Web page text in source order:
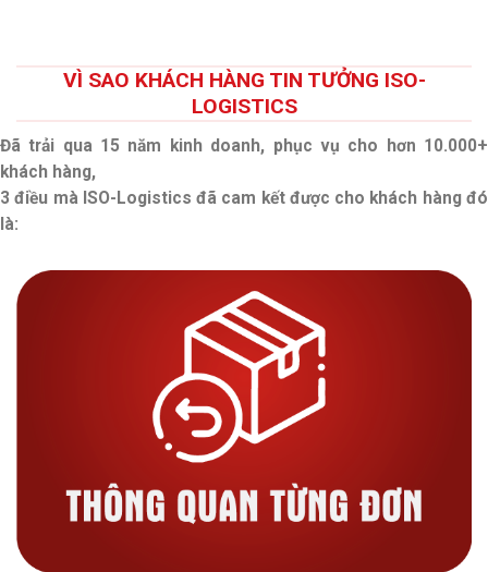
VÌ SAO KHÁCH HÀNG TIN TƯỞNG ISO-
LOGISTICS
Đã trải qua 15 năm kinh doanh, phục vụ cho hơn 10.000+
khách hàng,
3 điều mà ISO-Logistics đã cam kết được cho khách hàng đó
là: